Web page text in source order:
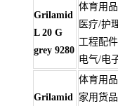
Grilamid
L 20 G
grey 9280
体育用
医疗/护
工程配
电气/电
Grilamid
体育用
家用货